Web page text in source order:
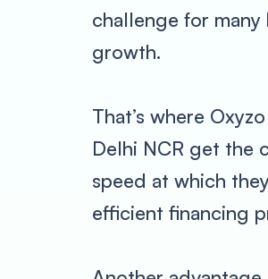
challenge for
growth.
That’s where
Delhi NCR get the
speed at which
efficient financing